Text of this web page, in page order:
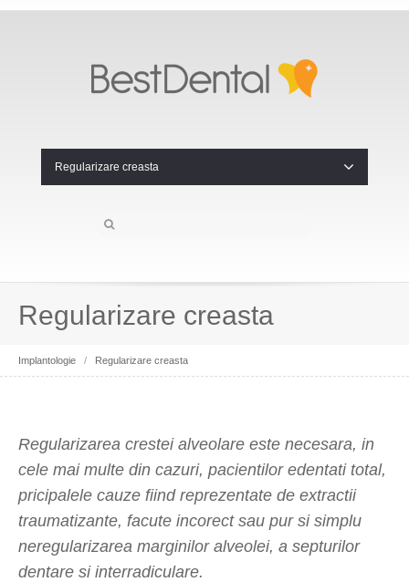
Regularizare creasta
Regularizare creasta
Implantologie / Regularizare creasta
Regularizarea crestei alveolare este necesara, in
cele mai multe din cazuri, pacientilor edentati total,
pricipalele cauze fiind reprezentate de extractii
traumatizante, facute incorect sau pur si simplu
neregularizarea marginilor alveolei, a septurilor
dentare si interradiculare.